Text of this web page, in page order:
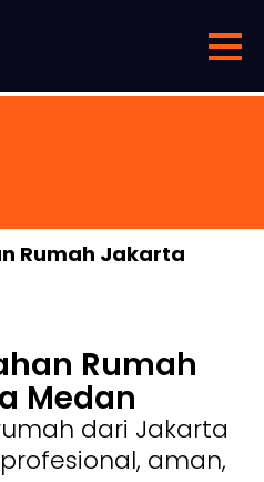
Rumah Jakarta
Rumah
Medan
dari Jakarta
aman,